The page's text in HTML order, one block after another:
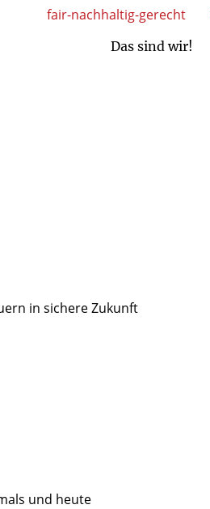
Das sind wir!
fair-nachhaltig-gerecht
in sichere Zukunft
und heute